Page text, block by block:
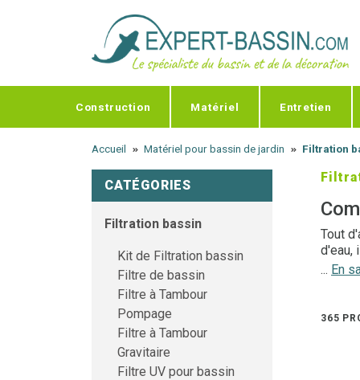
Construction Matériel Entretien
Accueil Matériel pour bassin de jardin Filtration
CATÉGORIES
Filtration bassin
Kit de Filtration bassin
Filtre de bassin
Filtre à Tambour
Pompage
Filtre à Tambour
Gravitaire
Filtre UV pour bassin
Tout
d'eau,
Si le
De
... En
365